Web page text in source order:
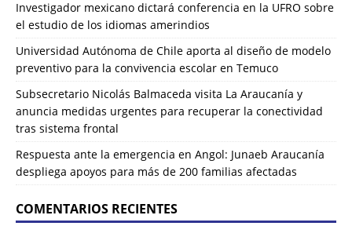
Investigador mexicano dictará conferencia en la UFRO sobre
el estudio de los idiomas amerindios
Universidad Autónoma de Chile aporta al diseño de modelo
preventivo para la convivencia escolar en Temuco
Subsecretario Nicolás Balmaceda visita La Araucanía y
anuncia medidas urgentes para recuperar la conectividad
tras sistema frontal
Respuesta ante la emergencia en Angol: Junaeb Araucanía
despliega apoyos para más de 200 familias afectadas
COMENTARIOS RECIENTES